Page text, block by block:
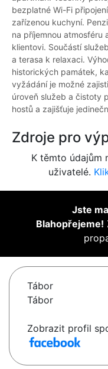
bezplatné Wi-Fi
zařízenou kuchyní.
na příjemnou atmosféru
klientovi. Součástí
a terasa k relaxaci.
historických památek,
vyžádání je možné
úroveň služeb a čistoty
hostů a zajišťuje
Zdroje pro
K těmto údajům
uživatelé.
Jste
Blahopřejeme!
Tábor
Tábor
Zobrazit profil